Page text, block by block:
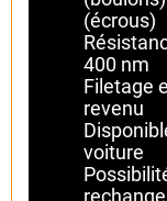
(écrous)
400 nm
Filetage
revenu
voiture